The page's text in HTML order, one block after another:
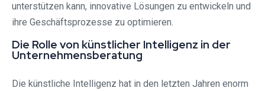
unterstützen kann, innovative Lösungen zu entwickeln und
ihre Geschäftsprozesse zu optimieren.
Die Rolle von künstlicher Intelligenz in der
Unternehmensberatung
Die künstliche Intelligenz hat in den letzten Jahren enorm